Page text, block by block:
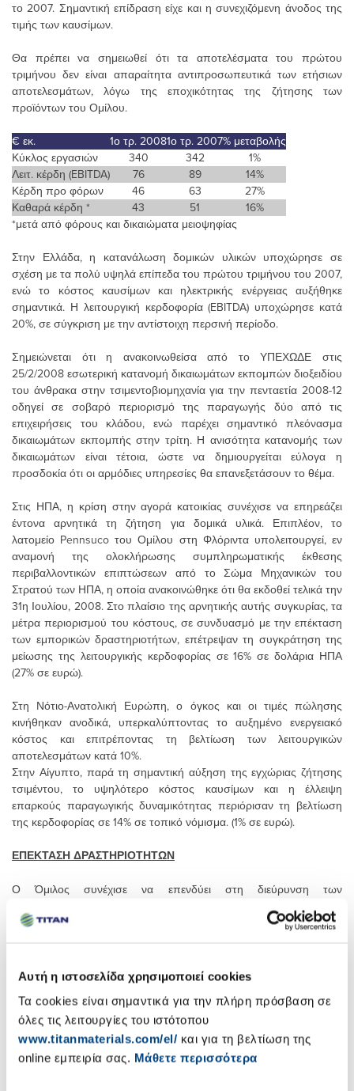
Αυτή η ιστοσελίδα χρησιμοποιεί cookies
Τα cookies είναι σημαντικά για την πλήρη πρόσβαση σε
όλες τις λειτουργίες του ιστότοπου
www.titanmaterials.com/el/ και για τη βελτίωση της
online εμπειρία σας. Μάθετε περισσότερα
το 2007. Σημαντική επίδραση είχε και η συνεχιζόμενη άνοδος της
τιμής των καυσίμων.
Θα πρέπει να σημειωθεί ότι τα αποτελέσματα του πρώτου
τριμήνου δεν είναι απαραίτητα αντιπροσωπευτικά των ετήσιων
αποτελεσμάτων, λόγω της εποχικότητας της ζήτησης των
προϊόντων του Ομίλου.
€ εκ. 1ο τρ. 20081ο τρ. 2007% μεταβολής
Κύκλος εργασιών
340 342
1%
Λειτ. κέρδη (EBITDA)
76 89
14%
Κέρδη προ φόρων
46 63
27%
Καθαρά κέρδη *
43 51
16%
*μετά από φόρους και δικαιώματα μειοψηφίας
Στην Ελλάδα, η κατανάλωση δομικών υλικών υποχώρησε σε
σχέση με τα πολύ υψηλά επίπεδα του πρώτου τριμήνου του 2007,
ενώ το κόστος καυσίμων και ηλεκτρικής ενέργειας αυξήθηκε
σημαντικά. Η λειτουργική κερδοφορία (EBITDA) υποχώρησε κατά
20%, σε σύγκριση με την αντίστοιχη περσινή περίοδο.
Σημειώνεται ότι η ανακοινωθείσα από το ΥΠΕΧΩΔΕ στις
25/2/2008 εσωτερική κατανομή δικαιωμάτων εκπομπών διοξειδίου
του άνθρακα στην τσιμεντοβιομηχανία για την πενταετία 2008-12
οδηγεί σε σοβαρό περιορισμό της παραγωγής δύο από τις
επιχειρήσεις του κλάδου, ενώ παρέχει σημαντικό πλεόνασμα
δικαιωμάτων εκπομπής στην τρίτη. Η ανισότητα κατανομής των
δικαιωμάτων είναι τέτοια, ώστε να δημιουργείται εύλογα η
προσδοκία ότι οι αρμόδιες υπηρεσίες θα επανεξετάσουν το θέμα.
Στις ΗΠΑ, η κρίση στην αγορά κατοικίας συνέχισε να επηρεάζει
έντονα αρνητικά τη ζήτηση για δομικά υλικά. Επιπλέον, το
λατομείο Pennsuco του Ομίλου στη Φλόριντα υπολειτουργεί, εν
αναμονή της ολοκλήρωσης συμπληρωματικής έκθεσης
περιβαλλοντικών επιπτώσεων από το Σώμα Μηχανικών του
Στρατού των ΗΠΑ, η οποία ανακοινώθηκε ότι θα εκδοθεί τελικά την
31η Ιουλίου, 2008. Στο πλαίσιο της αρνητικής αυτής συγκυρίας, τα
μέτρα περιορισμού του κόστους, σε συνδυασμό με την επέκταση
των εμπορικών δραστηριοτήτων, επέτρεψαν τη συγκράτηση της
μείωσης της λειτουργικής κερδοφορίας σε 16% σε δολάρια ΗΠΑ
(27% σε ευρώ).
Στη Νότιο-Ανατολική Ευρώπη, ο όγκος και οι τιμές πώλησης
κινήθηκαν ανοδικά, υπερκαλύπτοντας το αυξημένο ενεργειακό
κόστος και επιτρέποντας τη βελτίωση των λειτουργικών
αποτελεσμάτων κατά 10%.
Στην Αίγυπτο, παρά τη σημαντική αύξηση της εγχώριας ζήτησης
τσιμέντου, το υψηλότερο κόστος καυσίμων και η έλλειψη
επαρκούς παραγωγικής δυναμικότητας περιόρισαν τη βελτίωση
της κερδοφορίας σε 14% σε τοπικό νόμισμα. (1% σε ευρώ).
ΕΠΕΚΤΑΣΗ ΔΡΑΣΤΗΡΙΟΤΗΤΩΝ
Ο Όμιλος συνέχισε να επενδύει στη διεύρυνση των
εγκαταστάσεών του. Οι επενδύσεις του τριμήνου ανήλθαν σε € 37
ετησίως) στην Αλβανία, καθώς και στην κατασκευή πρόσθετης
1,5 εκ. τόνων). Ο δανεισμός του Ομίλου έμεινε ουσιαστικά
αμετάβλητος στα € 565 εκ.
Στις 18 Απριλίου 2008, ο Τιτάν ολοκλήρωσε την εξαγορά του 50%